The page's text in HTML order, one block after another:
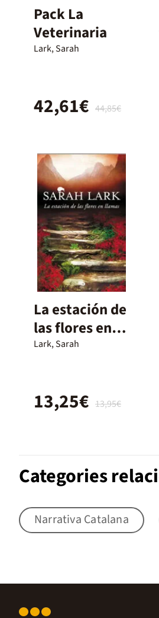
Pack La
Veterinaria
Lark, Sarah
44,85€
42,61€
La estación de
las flores en
llamas
Lark, Sarah
13,95€
13,25€
Categories
Narrativa Catalana